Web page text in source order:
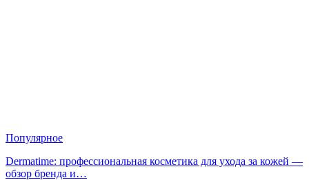
Популярное
Dermatime: профессиональная косметика для ухода за кожей —
обзор бренда и…